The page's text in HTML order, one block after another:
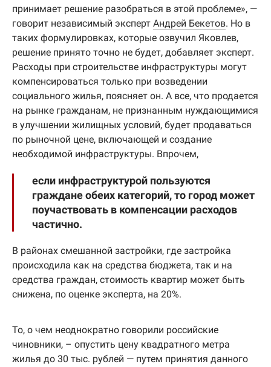
принимает решение разобраться в этой проблеме», —
говорит независимый эксперт Андрей Бекетов. Но в
таких формулировках, которые озвучил Яковлев,
решение принято точно не будет, добавляет эксперт.
Расходы при строительстве инфраструктуры могут
компенсироваться только при возведении
социального жилья, поясняет он. А все, что продается
на рынке гражданам, не признанным нуждающимися
в улучшении жилищных условий, будет продаваться
по рыночной цене, включающей и создание
необходимой инфраструктуры. Впрочем,
если инфраструктурой пользуются
граждане обеих категорий, то город может
поучаствовать в компенсации расходов
частично.
В районах смешанной застройки, где застройка
происходила как на средства бюджета, так и на
средства граждан, стоимость квартир может быть
снижена, по оценке эксперта, на 20%.
То, о чем неоднократно говорили российские
чиновники, – опустить цену квадратного метра
жилья до 30 тыс. рублей — путем принятия данного